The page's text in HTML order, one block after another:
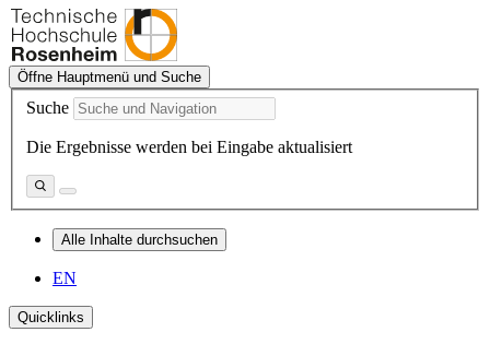
Öffne Hauptmenü und Suche
Suche
Die Ergebnisse werden bei Eingabe aktualisiert
Alle Inhalte durchsuchen
EN
Quicklinks